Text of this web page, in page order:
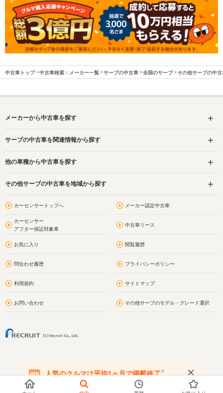
中古車トップ 中古車検索：メーカー一覧 サーブの中古車 全国のサーブ その他サーブの中古
メーカーから中古車を探す
サーブの中古車を関連情報から探す
他の車種から中古車を探す
その他サーブの中古車を地域から探す
カーセンサートップへ メーカー認定中古車
カーセンサー
アフター保証対象車
中古車リース
お気に入り 閲覧履歴
問合わせ履歴 プライバシーポリシー
利用規約 サイトマップ
お問い合わせ その他サーブのモデル・グレード選択
人気のクルマは平均1ヶ月で掲載終了※
在庫が無くなる前にお問い合わせください